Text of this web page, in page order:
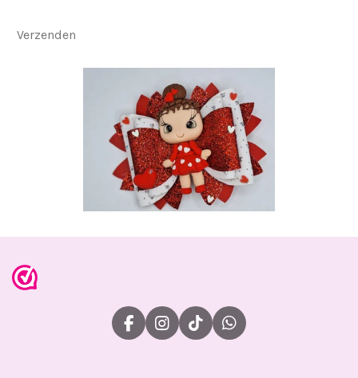
Verzenden
F
a
I
n
T
i
W
h